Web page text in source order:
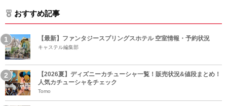
おすすめ記事
【最新】ファンタジースプリングスホテル 空室情報・予約状況
キャステル編集部
【2026夏】ディズニーカチューシャ一覧！販売状況&値段まとめ！
人気カチューシャをチェック
Tomo